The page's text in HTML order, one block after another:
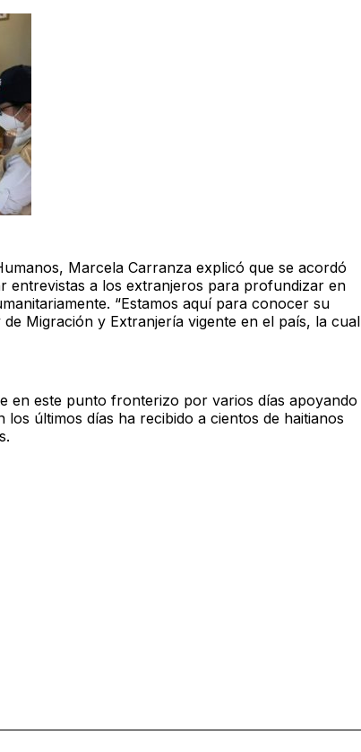
Marcela Carranza explicó que se acordó
entrevistas a los extranjeros para profundizar en
“Estamos aquí para conocer su
Migración y Extranjería vigente en el país, la cual
en este punto fronterizo por varios días apoyando
los últimos días ha recibido a cientos de haitianos